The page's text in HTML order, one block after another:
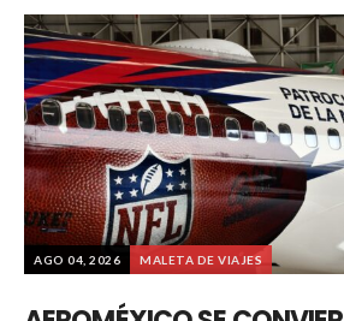
AGO 04, 2026 MALETA DE VIAJES